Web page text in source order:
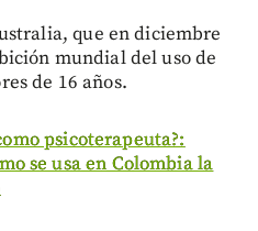
que en diciembre
mundial del uso de
de 16 años.
psicoterapeuta?:
se usa en Colombia la